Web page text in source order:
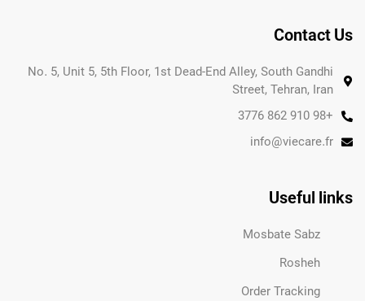
Contact Us
No. 5, Unit 5, 5th Floor, 1st Dead-End Alley, South Gandhi
Street, Tehran, Iran
+98 910 862 3776
info@viecare.fr
Useful links
Mosbate Sabz
Rosheh
Order Tracking